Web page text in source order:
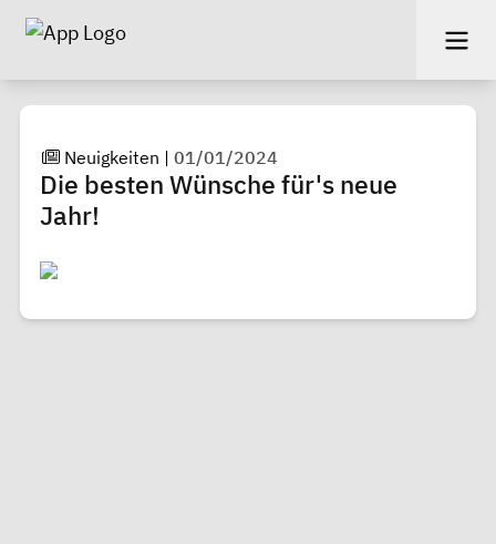
Neuigkeiten |01/01/2024
Die besten Wünsche für's neue
Jahr!